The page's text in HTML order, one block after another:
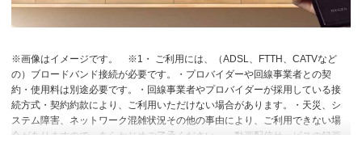
※画像はイメージです。
※1・ ご利用には、（ADSL、FTTH、CATVなど
の）ブロードバンド接続が必要です。・プロバイダーや回線事業者との契
約・使用料は別途必要です。・回線事業者やプロバイダーが採用している接
続方式・契約約款により、ご利用いただけない場合があります。・天災、シ
ステム障害、ネットワーク混雑状況その他の事由により、ご利用できない場
合がありますので、あらかじめご了承ください。・動画配信サービスの録画